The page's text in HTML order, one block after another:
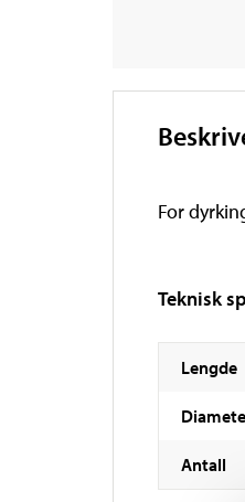
For
Teknisk
Lengde
Antall